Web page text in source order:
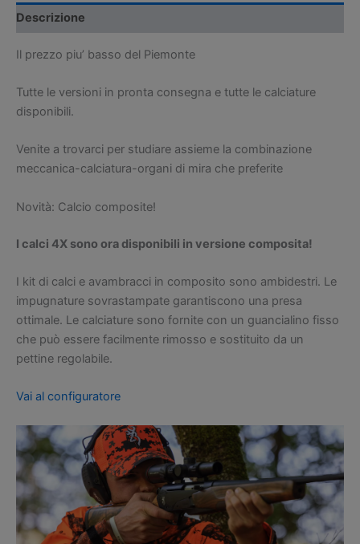
Descrizione
Il prezzo piu’ basso del Piemonte
Tutte le versioni in pronta consegna e tutte le calciature
disponibili.
Venite a trovarci per studiare assieme la combinazione
meccanica-calciatura-organi di mira che preferite
Novità: Calcio composite!
I calci 4X sono ora disponibili in versione composita!
I kit di calci e avambracci in composito sono ambidestri. Le
impugnature sovrastampate garantiscono una presa
ottimale. Le calciature sono fornite con un guancialino fisso
che può essere facilmente rimosso e sostituito da un
pettine regolabile.
Vai al configuratore